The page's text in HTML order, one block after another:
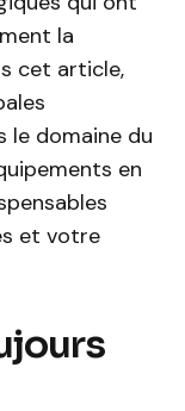
la
cet article,
le domaine du
en
et votre